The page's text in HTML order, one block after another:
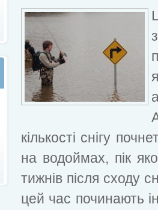
кількості снігу
на водоймах, пік
тижнів після сходу
цей час починають